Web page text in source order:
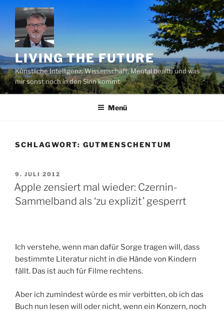
Zum
Inhalt
springen
LIVING THE FUTURE
Künstliche Intelligenz, Wissenschaft, Mental health und was
mir sonst noch in den Sinn kommt
Menü
SCHLAGWORT: GUTMENSCHENTUM
VERÖFFENTLICHT
AM
9. JULI 2012
Apple zensiert mal wieder: Czernin-
Sammelband als ‘zu explizit’ gesperrt
Ich verstehe, wenn man dafür Sorge tragen will, dass
bestimmte Literatur nicht in die Hände von Kindern
fällt. Das ist auch für Filme rechtens.
Aber ich zumindest würde es mir verbitten, ob ich das
Buch nun lesen will oder nicht, wenn ein Konzern, noch